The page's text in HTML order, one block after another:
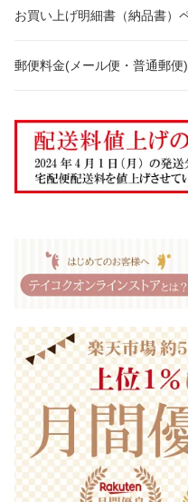
お買い上げ明細書（納品書）
郵便料金(メール便・普通郵